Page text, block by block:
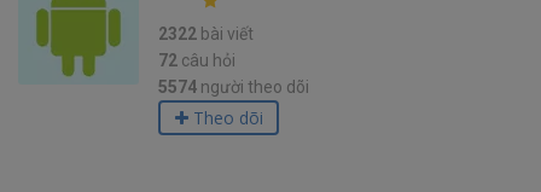
2322 bài viết
72 câu hỏi
5574 người theo dõi
Theo dõi